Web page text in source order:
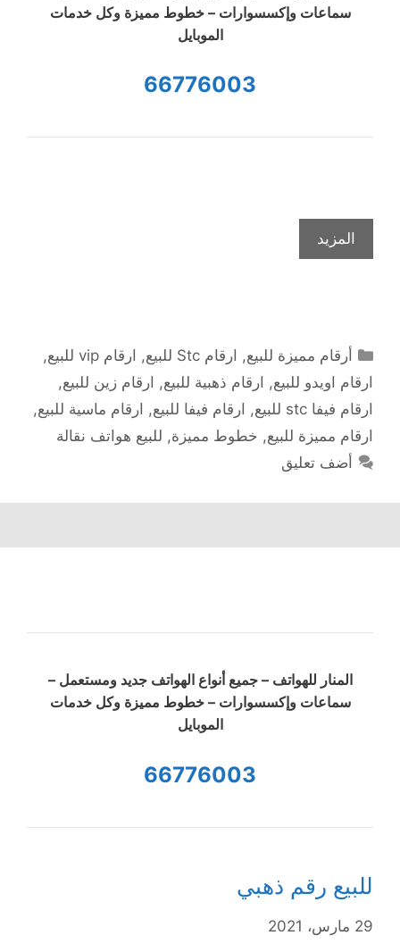
سماعات وإكسسوارات – خطوط مميزة وكل خدمات
الموبايل
66776003
المزيد
التصنيفات
أرقام مميزة للبيع, ارقام Stc للبيع , ارقام vip للبيع
,
ارقام اويدو للبيع, ارقام ذهبية للبيع, ارقام زين للبيع,
ارقام فيفا stc للبيع
, ارقام فيفا للبيع, ارقام ماسية للبيع,
ارقام مميزة للبيع, خطوط مميزة, للبيع هواتف نقالة
أضف تعليق
المنار للهواتف – جميع أنواع الهواتف جديد ومستعمل –
سماعات وإكسسوارات – خطوط مميزة وكل خدمات
الموبايل
66776003
للبيع رقم ذهبي
29 مارس، 2021